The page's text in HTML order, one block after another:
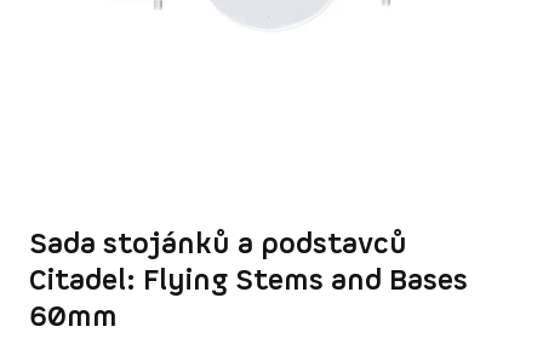
Sada stojánků a podstavců
Citadel: Flying Stems and Bases
60mm